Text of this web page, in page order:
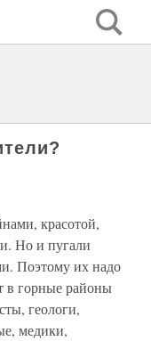
красотой,
Но и пугали
Поэтому их надо
в горные районы
геологи,
медики,